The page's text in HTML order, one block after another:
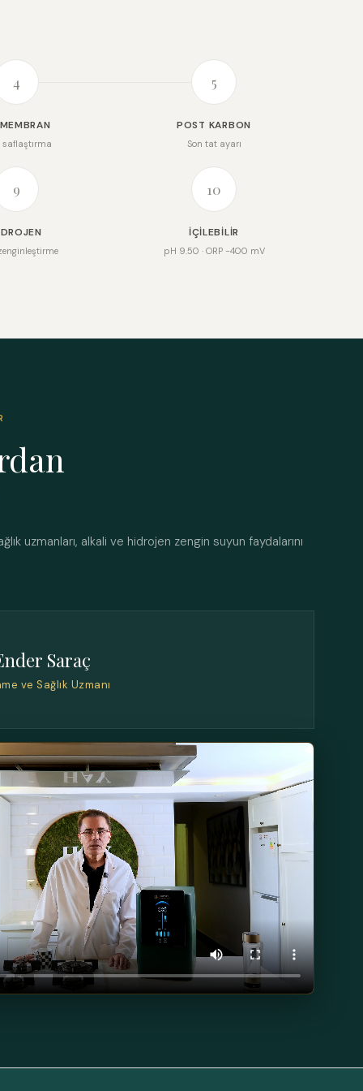
4
saflaştırma
5
POST KARBON
Son tat ayarı
9 10
İÇILEBILIR
pH 9.50 · ORP −400 mV
uzmanları, alkali ve hidrojen zengin suyun faydalarını
Saraç
ve Sağlık Uzmanı